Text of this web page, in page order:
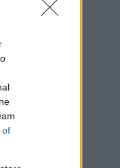
of